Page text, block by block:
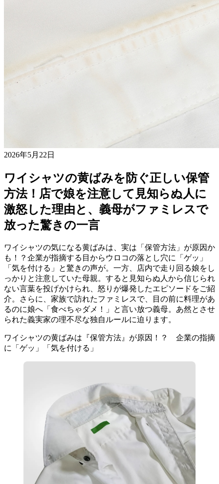
2026年5月22日
ワイシャツの黄ばみを防ぐ正しい保管
方法！店で娘を注意して見知らぬ人に
激怒した理由と、義母がファミレスで
放った驚きの一言
ワイシャツの気になる黄ばみは、実は「保管方法」が原因か
も！？企業が指摘する目からウロコの落とし穴に「ゲッ」
「気を付ける」と驚きの声が。一方、店内で走り回る娘をし
っかりと注意していた母親。すると見知らぬ人から信じられ
ない言葉を投げかけられ、怒りが爆発したエピソードをご紹
介。さらに、家族で訪れたファミレスで、目の前に料理があ
るのに娘へ「食べちゃダメ！」と言い放つ義母。あ然とさせ
られた義実家の理不尽な独自ルールに迫ります。
ワイシャツの黄ばみは『保管方法』が原因！？ 企業の指摘
に「ゲッ」「気を付ける」